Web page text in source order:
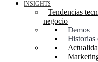
INSIGHTS
Tendencias
negocio
Demos
Historias